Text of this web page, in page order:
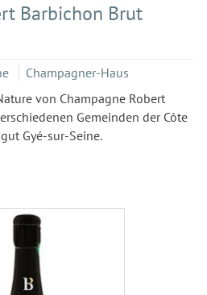
Barbichon Brut
Champagner-Haus
von Champagne Robert
Gemeinden der Côte
Gyé-sur-Seine.